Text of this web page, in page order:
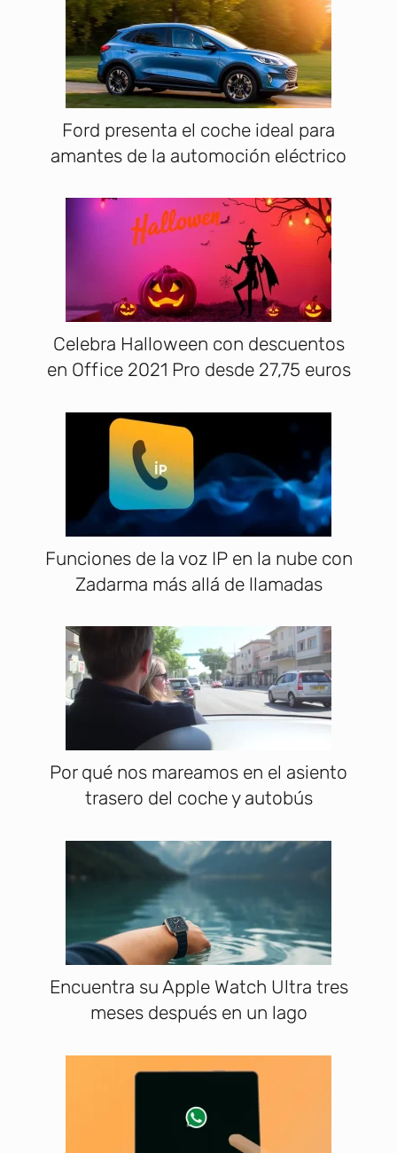
Ford presenta el coche ideal para
amantes de la automoción eléctrico
Celebra Halloween con descuentos
en Office 2021 Pro desde 27,75 euros
Funciones de la voz IP en la nube con
Zadarma más allá de llamadas
Por qué nos mareamos en el asiento
trasero del coche y autobús
Encuentra su Apple Watch Ultra tres
meses después en un lago